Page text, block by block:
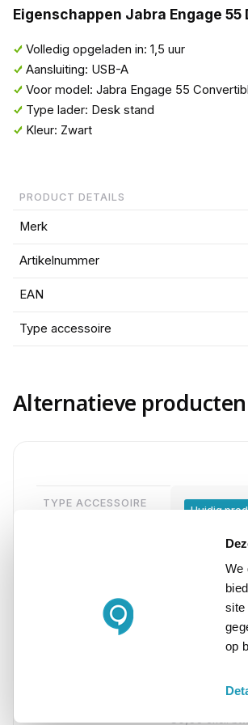
We
site
op
Eigenschappen Jabra Engage
Volledig opgeladen in: 1,5 uur
Aansluiting: USB-A
Voor model: Jabra Engage 55
Type lader: Desk stand
Kleur: Zwart
PRODUCT DETAILS
Merk
Artikelnummer
EAN
Type accessoire
Alternatieve
TYPE ACCESSOIRE
Huidig
USB-A, voor
excl.